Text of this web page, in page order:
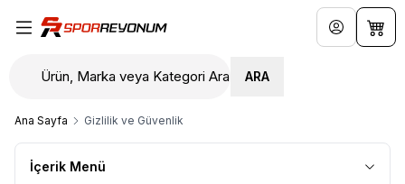
ARA
Hesabım
Ana Sayfa Gizlilik ve Güvenlik
İçerik Menü